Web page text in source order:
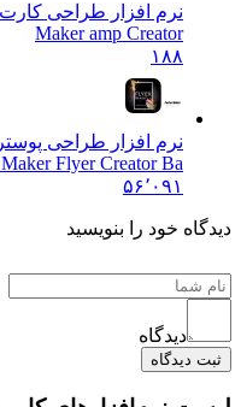
نرم افزار طراحی کارت ویزیت
Maker amp Creator
Poster Maker Flyer Creator Ba
۵۶٬۰۹۱
خود را بنویسید